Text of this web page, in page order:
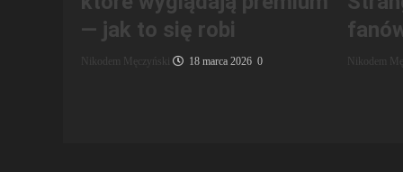
— jak to się robi
Nikodem Męczyński 18 marca 2026 0 Nikodem